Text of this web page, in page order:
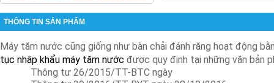
THÔNG TIN SẢN PHẨM
Máy tăm nước cũng giống như bàn chải đánh răng hoạt động
tục nhập khẩu máy tăm nước được quy định tại những văn bản
Thông tư 26/2015/TT-BTC ngày